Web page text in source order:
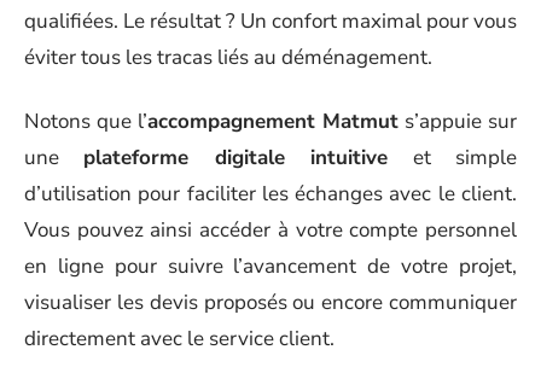
qualifiées. Le résultat ? Un confort maximal pour vous
éviter tous les tracas liés au déménagement.
Notons que l’accompagnement Matmut s’appuie sur
une plateforme digitale intuitive et simple
d’utilisation pour faciliter les échanges avec le client.
Vous pouvez ainsi accéder à votre compte personnel
en ligne pour suivre l’avancement de votre projet,
visualiser les devis proposés ou encore communiquer
directement avec le service client.